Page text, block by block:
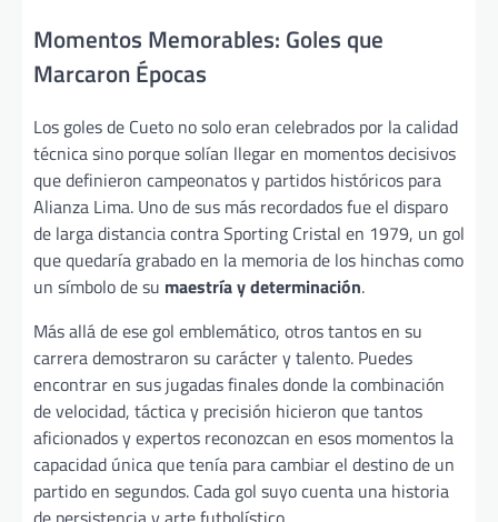
Momentos Memorables: Goles que
Marcaron Épocas
Los goles de Cueto no solo eran celebrados por la calidad
técnica sino porque solían llegar en momentos decisivos
que definieron campeonatos y partidos históricos para
Alianza Lima. Uno de sus más recordados fue el disparo
de larga distancia contra Sporting Cristal en 1979, un gol
que quedaría grabado en la memoria de los hinchas como
un símbolo de su maestría y determinación.
Más allá de ese gol emblemático, otros tantos en su
carrera demostraron su carácter y talento. Puedes
encontrar en sus jugadas finales donde la combinación
de velocidad, táctica y precisión hicieron que tantos
aficionados y expertos reconozcan en esos momentos la
capacidad única que tenía para cambiar el destino de un
partido en segundos. Cada gol suyo cuenta una historia